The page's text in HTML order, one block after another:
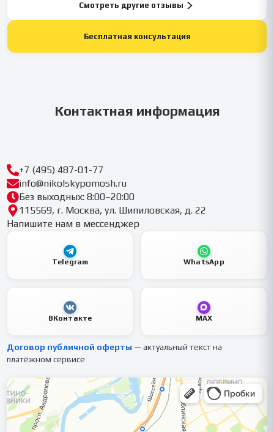
Смотреть другие отзывы
Бесплатная консультация
Контактная информация
+7 (495) 487-01-77
info@nikolskypomosh.ru
Без выходных: 8:00–20:00
115569, г. Москва, ул. Шипиловская, д. 22
Напишите нам в мессенджер
Telegram WhatsApp
ВКонтакте MAX
Договор публичной оферты — актуальный текст на
платёжном сервисе